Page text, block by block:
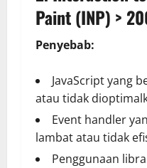
Paint (INP) >
Penyebab:
JavaScript yang
atau tidak
Event handler
lambat atau tidak
Penggunaan